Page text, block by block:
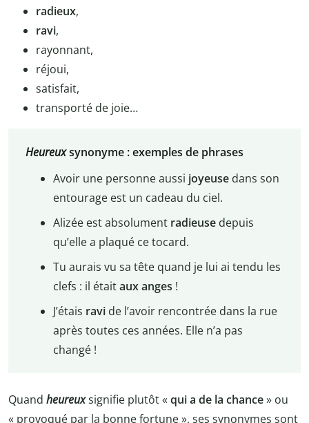
radieux,
ravi,
rayonnant,
réjoui,
satisfait,
transporté de joie…
Heureuxsynonyme : exemples de phrases
Avoir une personne aussi joyeusedans son
entourage est un cadeau du ciel.
Alizée est absolument radieusedepuis
qu’elle a plaqué ce tocard.
Tu aurais vu sa tête quand je lui ai tendu les
clefs : il étaitaux anges !
J’étais ravide l’avoir rencontrée dans la rue
après toutes ces années. Elle n’a pas
changé !
Quand heureuxsignifie plutôt «qui a de la chance» ou
« provoqué par la bonne fortune », ses synonymes sont